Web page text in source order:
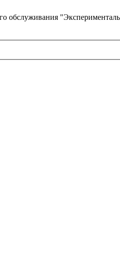
обслуживания